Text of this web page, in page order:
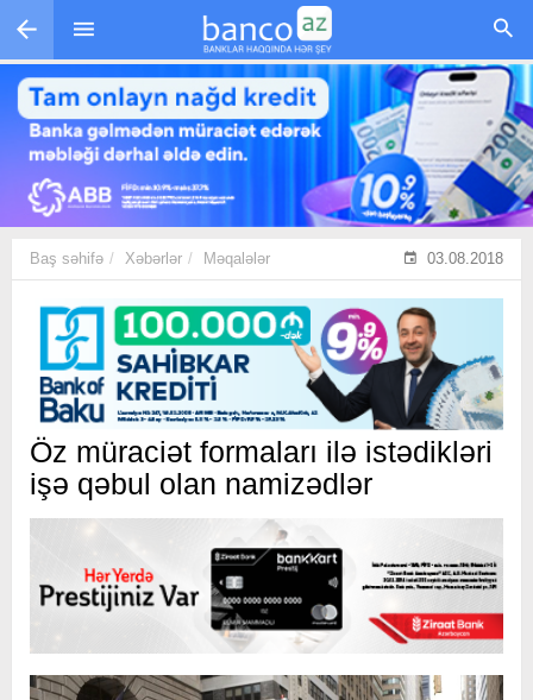
Skip to main content
Baş səhifə Xəbərlər Məqalələr 03.08.2018
Öz müraciət formaları ilə istədikləri
işə qəbul olan namizədlər